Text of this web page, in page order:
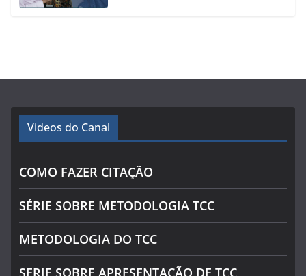
Videos do Canal
COMO FAZER CITAÇÃO
SÉRIE SOBRE METODOLOGIA TCC
METODOLOGIA DO TCC
SERIE SOBRE APRESENTAÇÃO DE TCC